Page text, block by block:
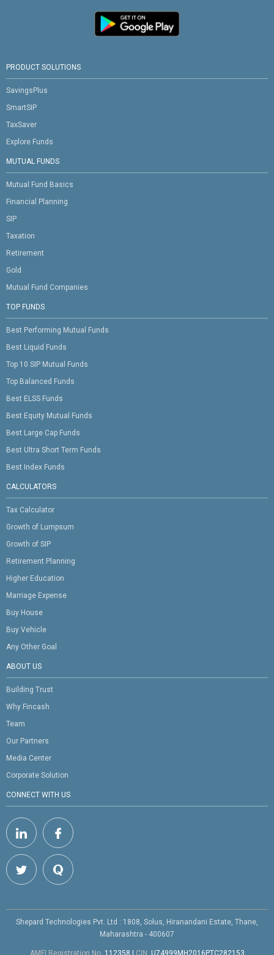
PRODUCT SOLUTIONS
SavingsPlus
SmartSIP
TaxSaver
Explore Funds
MUTUAL FUNDS
Mutual Fund Basics
Financial Planning
SIP
Taxation
Retirement
Gold
Mutual Fund Companies
TOP FUNDS
Best Performing Mutual Funds
Best Liquid Funds
Top 10 SIP Mutual Funds
Top Balanced Funds
Best ELSS Funds
Best Equity Mutual Funds
Best Large Cap Funds
Best Ultra Short Term Funds
Best Index Funds
CALCULATORS
Tax Calculator
Growth of Lumpsum
Growth of SIP
Retirement Planning
Higher Education
Marriage Expense
Buy House
Buy Vehicle
Any Other Goal
ABOUT US
Building Trust
Why Fincash
Team
Our Partners
Media Center
Corporate Solution
CONNECT WITH US
Shepard Technologies Pvt. Ltd : 1808, Solus, Hiranandani Estate, Thane,
Maharashtra - 400607
AMFI Registration No. 112358 | CIN: U74999MH2016PTC282153